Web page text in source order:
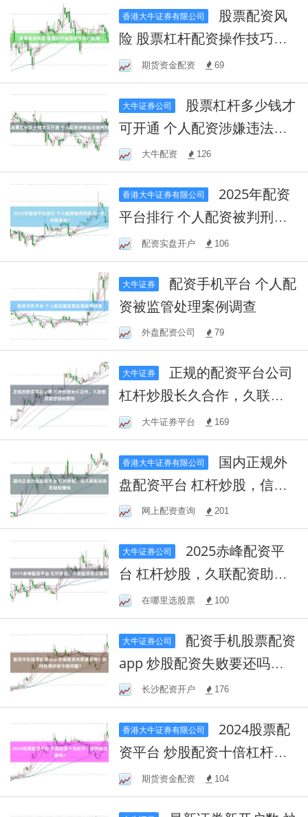
香港大牛证券有限公司
险 股票杠杆配资操作技巧指
南
期货资金配资 69
大牛证券公司
可开通 个人配资涉嫌违法被
判刑大牛配资 126
香港大牛证券有限公司
平台排行 个人配资被判刑情
况一览:刑期多长？
配资实盘开户 106
大牛证券
资被监管处理案例调查
外盘配资公司 79
大牛证券
杠杆炒股长久合作，久联配
资助您轻松获利
大牛证券平台 169
香港大牛证券有限公司
盘配资平台 杠杆炒股，信久
联配资助您轻松赚钱
网上配资查询 201
大牛证券公司
台 杠杆炒股，久联配资助您
赢利在哪里选股票 100
大牛证券公司
app 炒股配资失败要还吗？
如何处理炒股亏损问题？
长沙配资开户 176
香港大牛证券有限公司
资平台 炒股配资十倍杠杆：
如何安全盈利？
期货资金配资 104